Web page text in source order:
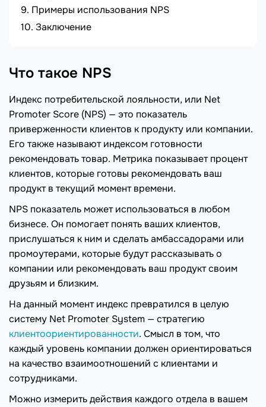
Примеры использования NPS
Заключение
Что такое NPS
Индекс потребительской лояльности, или Net
Promoter Score (NPS) — это показатель
приверженности клиентов к продукту или компании.
Его также называют индексом готовности
рекомендовать товар. Метрика показывает процент
клиентов, которые готовы рекомендовать ваш
продукт в текущий момент времени.
NPS показатель может использоваться в любом
бизнесе. Он помогает понять ваших клиентов,
прислушаться к ним и сделать амбассадорами или
промоутерами, которые будут рассказывать о
компании или рекомендовать ваш продукт своим
друзьям и близким.
На данный момент индекс превратился в целую
систему Net Promoter System — стратегию
клиентоориентированности. Смысл в том, что
каждый уровень компании должен ориентироваться
на качество взаимоотношений с клиентами и
сотрудниками.
Можно измерить действия каждого отдела в вашем